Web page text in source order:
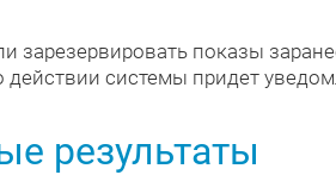
зарезервировать показы
действии системы придет
результаты